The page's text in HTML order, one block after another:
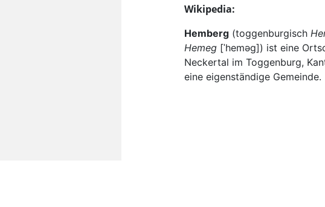
Wikipedia:
Hemberg(toggenburgisch
Hemeg [ˈheməɡ]) ist eine
Neckertal im Toggenburg,
eine eigenständige Gemeinde.